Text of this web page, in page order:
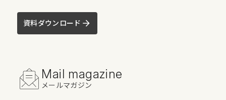
資料ダウンロード
Mail magazine
メールマガジン